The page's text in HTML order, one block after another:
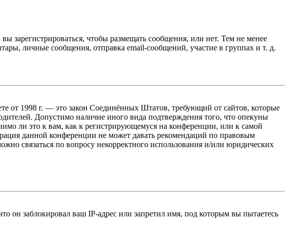
зарегистрироваться, чтобы размещать сообщения, или нет. Тем не менее
личные сообщения, отправка email-сообщений, участие в группах и т. д.
от 1998 г. — это закон Соединённых Штатов, требующий от сайтов, которые
Допустимо наличие иного вида подтверждения того, что опекуны
ли это к вам, как к регистрирующемуся на конференции, или к самой
данной конференции не может давать рекомендаций по правовым
связаться по вопросу некорректного использования и/или юридических
он заблокировал ваш IP-адрес или запретил имя, под которым вы пытаетесь